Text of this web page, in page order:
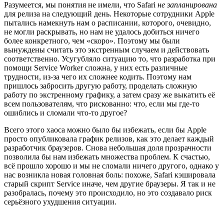
Разумеется, мы понятия не имели, что Safari не запланирована
для релиза на следующий день. Некоторые сотрудники Apple
пытались намекнуть нам о расписании, которого, очевидно,
не могли раскрывать, но нам не удалось добиться ничего
более конкретного, чем «скоро». Поэтому мы были
вынуждены считать это экстренным случаем и действовать
соответственно. Усугубляло ситуацию то, что разработка при
помощи Service Worker сложна, у них есть различные
трудности, из-за чего их сложнее кодить. Поэтому нам
пришлось забросить другую работу, проделать сложную
работу по экстренному графику, а затем сразу же выкатить её
всем пользователям, что рискованно: что, если мы где-то
ошиблись и сломали что-то другое?
Всего этого хаоса можно было бы избежать, если бы Apple
просто опубликовала график релизов, как это делает каждый
разработчик браузеров. Снова небольшая доля прозрачности
позволила бы нам избежать множества проблем. К счастью,
всё прошло хорошо и мы не сломали ничего другого, однако у
нас возникла новая головная боль: похоже, Safari кэшировала
старый скрипт Service иначе, чем другие браузеры. Я так и не
разобралась, почему это происходило, но это создавало риск
серьёзного ухудшения ситуации.